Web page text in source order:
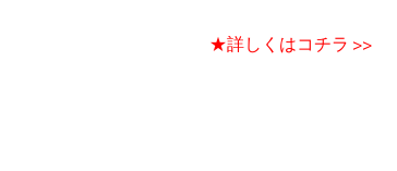
★詳しくはコチラ >>